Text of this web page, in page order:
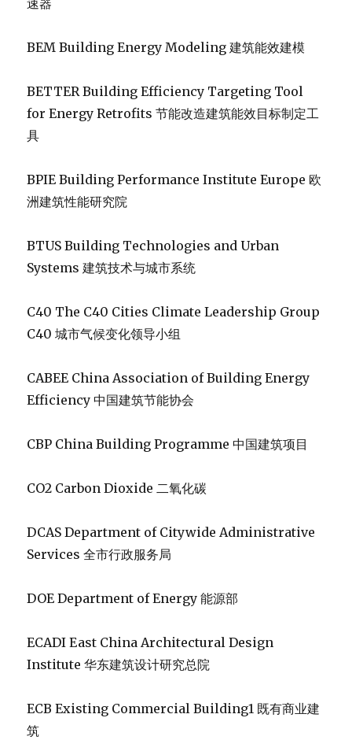
英
文
绍
意
速器
BEM Building Energy Modeling 建筑能效建模
BETTER Building Efficiency Targeting Tool
for Energy Retrofits 节能改造建筑能效目标制定工
具
BPIE Building Performance Institute Europe 欧
洲建筑性能研究院
BTUS Building Technologies and Urban
Systems 建筑技术与城市系统
C40 The C40 Cities Climate Leadership Group
C40 城市气候变化领导小组
CABEE China Association of Building Energy
Efficiency 中国建筑节能协会
CBP China Building Programme 中国建筑项目
CO2 Carbon Dioxide 二氧化碳
DCAS Department of Citywide Administrative
Services 全市行政服务局
DOE Department of Energy 能源部
ECADI East China Architectural Design
Institute 华东建筑设计研究总院
ECB Existing Commercial Building1 既有商业建
筑